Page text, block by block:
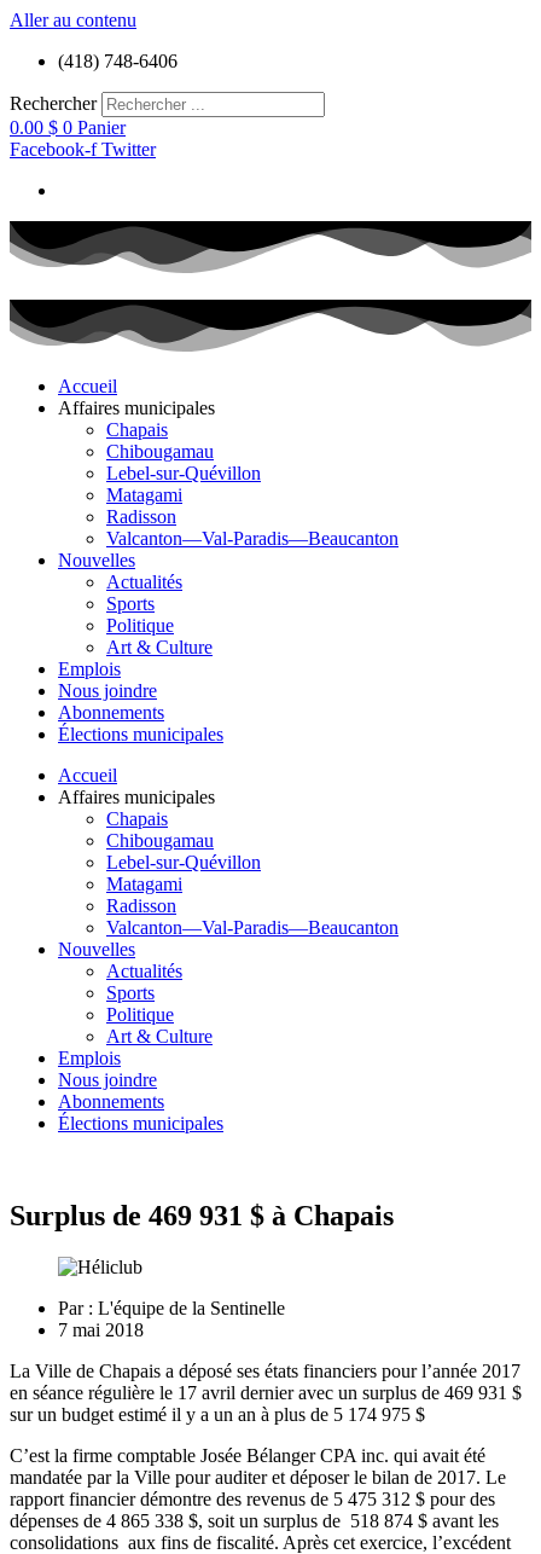
Aller au contenu
(418) 748-6406
Rechercher
0.00 $ 0 Panier
Facebook-f Twitter
Accueil
Affaires municipales
Chapais
Chibougamau
Lebel-sur-Quévillon
Matagami
Radisson
Valcanton—Val-Paradis—Beaucanton
Nouvelles
Actualités
Sports
Politique
Art & Culture
Emplois
Nous joindre
Abonnements
Élections municipales
Accueil
Affaires municipales
Chapais
Chibougamau
Lebel-sur-Quévillon
Matagami
Radisson
Valcanton—Val-Paradis—Beaucanton
Nouvelles
Actualités
Sports
Politique
Art & Culture
Emplois
Nous joindre
Abonnements
Élections municipales
Surplus de 469 931 $ à Chapais
Par : L'équipe de la Sentinelle
7 mai 2018
La Ville de Chapais a déposé ses états financiers pour l’année 2017
en séance régulière le 17 avril dernier avec un surplus de 469 931 $
sur un budget estimé il y a un an à plus de 5 174 975 $
C’est la firme comptable Josée Bélanger CPA inc. qui avait été
mandatée par la Ville pour auditer et déposer le bilan de 2017. Le
rapport financier démontre des revenus de 5 475 312 $ pour des
dépenses de 4 865 338 $, soit un surplus de 518 874 $ avant les
consolidations aux fins de fiscalité. Après cet exercice, l’excédent